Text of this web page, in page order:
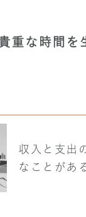
重な時間を
収入と支出
なことがあ